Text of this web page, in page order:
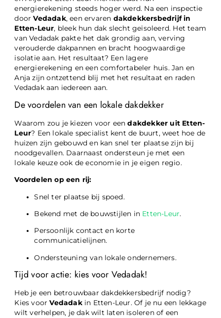
energierekening steeds hoger werd. Na een inspectie
doorVedadak, een ervaren dakdekkersbedrijf in
Etten-Leur, bleek hun dak slecht geïsoleerd. Het team
van Vedadak pakte het dak grondig aan, verving
verouderde dakpannen en bracht hoogwaardige
isolatie aan. Het resultaat? Een lagere
energierekening en een comfortabeler huis. Jan en
Anja zijn ontzettend blij met het resultaat en raden
Vedadak aan iedereen aan.
De voordelen van een lokale dakdekker
Waarom zou je kiezen voor eendakdekker uit Etten-
Leur? Een lokale specialist kent de buurt, weet hoe de
huizen zijn gebouwd en kan snel ter plaatse zijn bij
noodgevallen. Daarnaast ondersteun je met een
lokale keuze ook de economie in je eigen regio.
Voordelen op een rij:
Snel ter plaatse bij spoed.
Bekend met de bouwstijlen in Etten-Leur.
Persoonlijk contact en korte
communicatielijnen.
Ondersteuning van lokale ondernemers.
Tijd voor actie: kies voor Vedadak!
Heb je een betrouwbaar dakdekkersbedrijf nodig?
Kies voorVedadakin Etten-Leur. Of je nu een lekkage
wilt verhelpen, je dak wilt laten isoleren of een